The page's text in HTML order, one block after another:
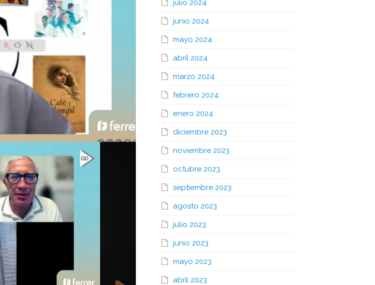
julio 2024
junio 2024
mayo 2024
abril 2024
marzo 2024
febrero 2024
enero 2024
diciembre 2023
noviembre 2023
octubre 2023
septiembre 2023
agosto 2023
julio 2023
junio 2023
mayo 2023
abril 2023